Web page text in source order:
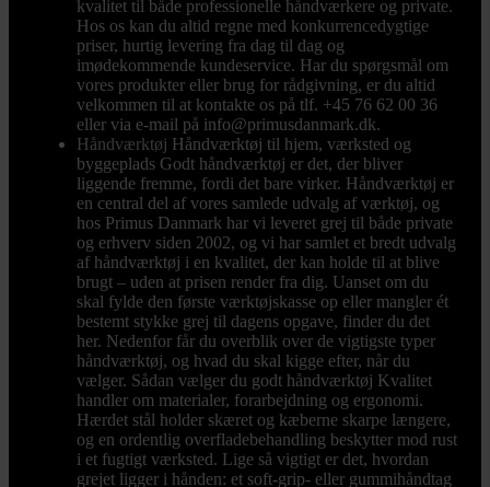
kvalitet til både professionelle håndværkere og private.
Hos os kan du altid regne med konkurrencedygtige
priser, hurtig levering fra dag til dag og
imødekommende kundeservice. Har du spørgsmål om
vores produkter eller brug for rådgivning, er du altid
velkommen til at kontakte os på tlf. +45 76 62 00 36
eller via e-mail på info@primusdanmark.dk.
Håndværktøj Håndværktøj til hjem, værksted og
byggeplads Godt håndværktøj er det, der bliver
liggende fremme, fordi det bare virker. Håndværktøj er
en central del af vores samlede udvalg af værktøj, og
hos Primus Danmark har vi leveret grej til både private
og erhverv siden 2002, og vi har samlet et bredt udvalg
af håndværktøj i en kvalitet, der kan holde til at blive
brugt – uden at prisen render fra dig. Uanset om du
skal fylde den første værktøjskasse op eller mangler ét
bestemt stykke grej til dagens opgave, finder du det
her. Nedenfor får du overblik over de vigtigste typer
håndværktøj, og hvad du skal kigge efter, når du
vælger. Sådan vælger du godt håndværktøj Kvalitet
handler om materialer, forarbejdning og ergonomi.
Hærdet stål holder skæret og kæberne skarpe længere,
og en ordentlig overfladebehandling beskytter mod rust
i et fugtigt værksted. Lige så vigtigt er det, hvordan
grejet ligger i hånden: et soft-grip- eller gummihåndtag